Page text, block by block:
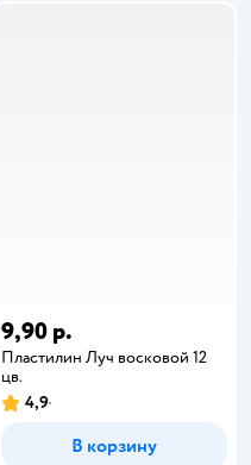
9,90 р.
Пластилин Луч восковой 12
цв.
4,9
В корзину